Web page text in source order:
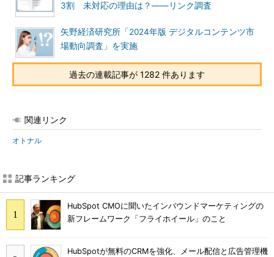
3割 未対応の理由は？――リンク調査
矢野経済研究所「2024年版 デジタルコンテンツ市
場動向調査」を実施
過去の連載記事が 1282 件あります
関連リンク
オトナル
記事ランキング
HubSpot CMOに聞いたインバウンドマーケティングの
新フレームワーク「フライホイール」のこと
HubSpotが無料のCRMを強化、メール配信と広告管理機